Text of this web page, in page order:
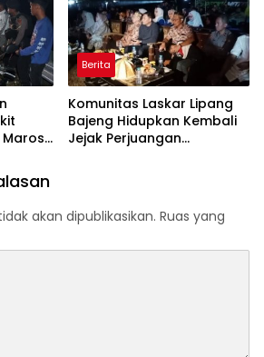
untuk Pasien Dhuafa dan
umum.
Berita
Komunitas Laskar Lipang
Bajeng Hidupkan Kembali
Jejak Perjuangan
Warisan yang Tak Ternilai”.
akan dipublikasikan. Ruas yang